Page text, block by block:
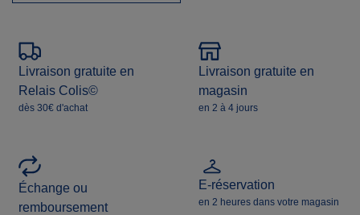
Livraison gratuite en
Relais Colis©
dès 30€ d'achat
Livraison gratuite en
magasin
en 2 à 4 jours
Échange ou
remboursement
E-réservation
en 2 heures dans votre magasin